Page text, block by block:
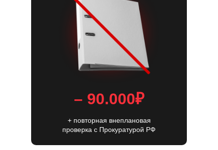
– 90.000₽
+ повторная внеплановая
проверка c Прокуратурой РФ